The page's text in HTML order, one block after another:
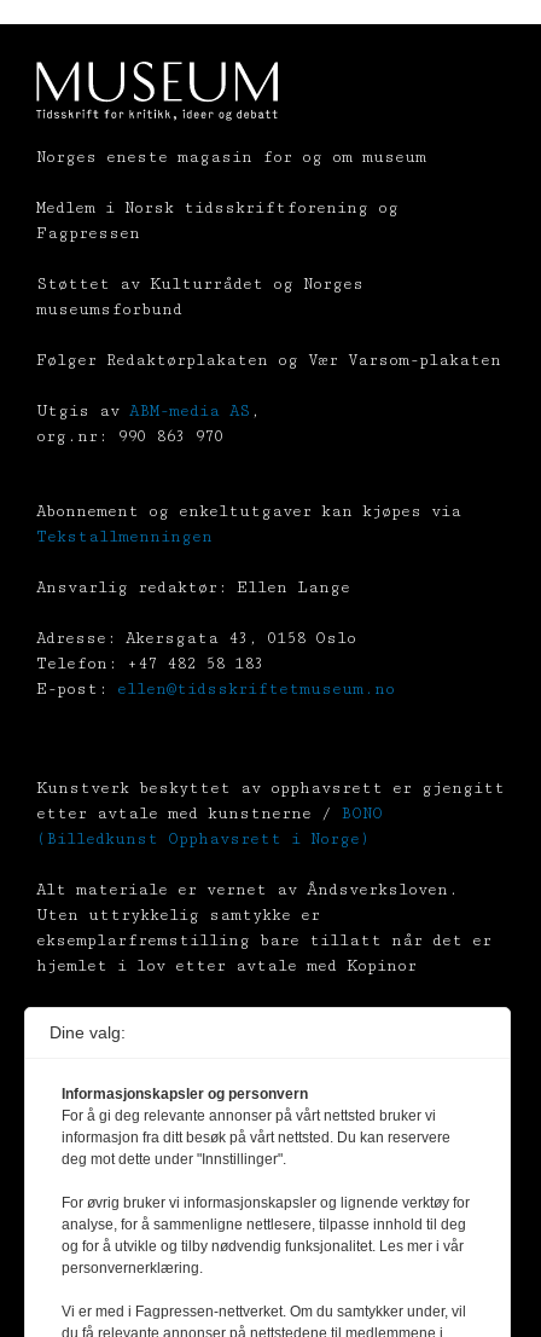
Norges eneste magasin for og om museum
Medlem i Norsk tidsskriftforening og
Fagpressen
Støttet av Kulturrådet og Norges
museumsforbund
Følger Redaktørplakaten og Vær Varsom-plakaten
Utgis av ABM-media AS ,
org.nr: 990 863 970
Abonnement og enkeltutgaver kan kjøpes via
Tekstallmenningen
Ansvarlig redaktør: Ellen Lange
Adresse: Akersgata 43, 0158 Oslo
Telefon: +47 482 58 183
E-post: ellen@tidsskriftetmuseum.no
Kunstverk beskyttet av opphavsrett er gjengitt
etter avtale med kunstnerne / BONO
(Billedkunst Opphavsrett i Norge)
Alt materiale er vernet av Åndsverksloven.
Uten uttrykkelig samtykke er
eksemplarfremstilling bare tillatt når det er
hjemlet i lov etter avtale med Kopinor
Dine valg:
Informasjonskapsler og personvern
For å gi deg relevante annonser på vårt nettsted bruker vi
informasjon fra ditt besøk på vårt nettsted. Du kan reservere
deg mot dette under "Innstillinger".
For øvrig bruker vi informasjonskapsler og lignende verktøy for
analyse, for å sammenligne nettlesere, tilpasse innhold til deg
og for å utvikle og tilby nødvendig funksjonalitet. Les mer i vår
personvernerklæring.
Vi er med i Fagpressen-nettverket. Om du samtykker under, vil
du få relevante annonser på nettstedene til medlemmene i